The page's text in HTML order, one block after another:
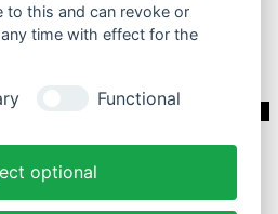
to this and can revoke or
time with effect for the
Functional
optionalPasswort vergessen?